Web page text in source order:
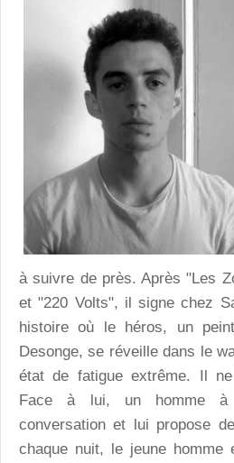
à suivre de près. Après "Les
et "220 Volts", il signe chez
histoire où le héros, un
Desonge, se réveille dans le
état de fatigue extrême. Il
Face à lui, un homme à
conversation et lui propose
chaque nuit, le jeune homme